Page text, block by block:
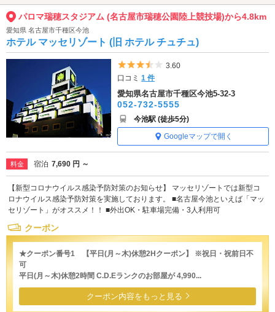
パロマ瑞穂スタジアム (名古屋市瑞穂公園陸上競技場)から4.8km
愛知県 名古屋市千種区今池
ホテル マッセリゾート (旧 ホテル チュチュ)
5つ星のうち3.5
3.60
口コミ1 件
愛知県名古屋市千種区今池5-32-3
052-732-5555
今池駅 (徒歩5分)
Googleマップで開く
料金 宿泊 7,690 円 ～
【新型コロナウイルス感染予防対策のお知らせ】 マッセリゾートでは新型コ
ロナウイルス感染予防対策を実施しております。 ■名古屋今池といえば「マッ
セリゾート」がオススメ！！ ■外出OK・駐車場完備・3人利用可
クーポン
★クーポン番号1 【平日(月～木)休憩2Hクーポン】 ※祝日・祝前日不
可
平日(月～木)休憩2時間 C.D.Eランクのお部屋が 4,990...
クーポン内容をもっと見る